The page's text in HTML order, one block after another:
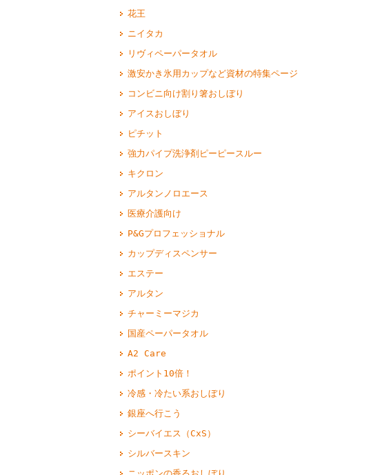
花王
ニイタカ
リヴィペーパータオル
激安かき氷用カップなど資材の特集ページ
コンビニ向け割り箸おしぼり
アイスおしぼり
ピチット
強力パイプ洗浄剤ピーピースルー
キクロン
アルタンノロエース
医療介護向け
P&Gプロフェッショナル
カップディスペンサー
エステー
アルタン
チャーミーマジカ
国産ペーパータオル
A2 Care
ポイント10倍！
冷感・冷たい系おしぼり
銀座へ行こう
シーバイエス（CxS）
シルバースキン